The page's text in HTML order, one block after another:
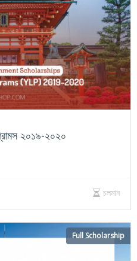
২০১৯-২০২০
চলমান
Full Scholarship